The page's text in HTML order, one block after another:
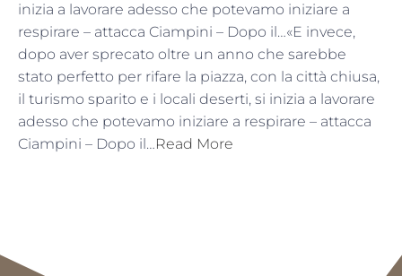
inizia a lavorare adesso che potevamo iniziare a
respirare – attacca Ciampini – Dopo il…«E invece,
dopo aver sprecato oltre un anno che sarebbe
stato perfetto per rifare la piazza, con la città chiusa,
il turismo sparito e i locali deserti, si inizia a lavorare
adesso che potevamo iniziare a respirare – attacca
Ciampini – Dopo il…Read More